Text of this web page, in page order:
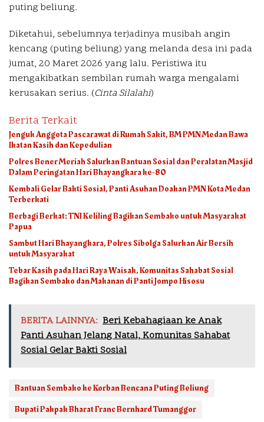
puting beliung.
Diketahui, sebelumnya terjadinya musibah angin
kencang (puting beliung) yang melanda desa ini pada
jumat, 20 Maret 2026 yang lalu. Peristiwa itu
mengakibatkan sembilan rumah warga mengalami
kerusakan serius. (Cinta Silalahi)
Berita Terkait
Jenguk Anggota Pascarawat di Rumah Sakit, BM PMN Medan Bawa
Ikatan Kasih dan Kepedulian
Polres Bener Meriah Salurkan Bantuan Sosial dan Peralatan Masjid
Dalam Peringatan Hari Bhayangkara ke-80
Kembali Gelar Bakti Sosial, Panti Asuhan Doakan PMN Kota Medan
Terberkati
Berbagi Berkat: TNI Keliling Bagikan Sembako untuk Masyarakat
Papua
Sambut Hari Bhayangkara, Polres Sibolga Salurkan Air Bersih
untuk Masyarakat
Tebar Kasih pada Hari Raya Waisak, Komunitas Sahabat Sosial
Bagikan Sembako dan Makanan di Panti Jompo Hisosu
BERITA LAINNYA: Beri Kebahagiaan ke Anak
Panti Asuhan Jelang Natal, Komunitas Sahabat
Sosial Gelar Bakti Sosial
Bantuan Sembako ke Korban Bencana Puting Beliung
Bupati Pakpak Bharat Franc Bernhard Tumanggor